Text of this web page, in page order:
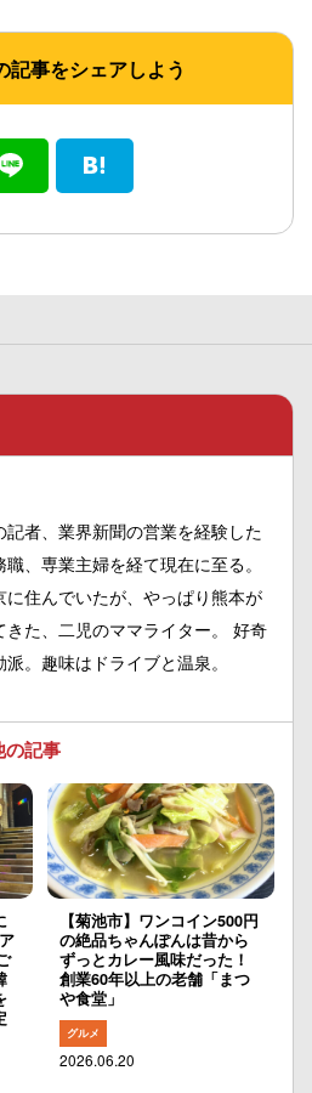
記事をシェアしよう
記者、業界新聞の営業を経験した
、専業主婦を経て現在に至る。
に住んでいたが、やっぱり熊本が
きた、二児のママライター。 好奇
。趣味はドライブと温泉。
の記事
【菊池市】ワンコイン500円
の絶品ちゃんぽんは昔から
ずっとカレー風味だった！
創業60年以上の老舗「まつ
や食堂」
グルメ
2026.06.20